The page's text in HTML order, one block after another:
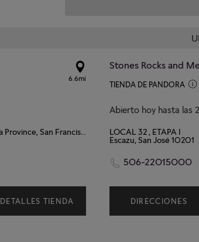
6.6mi
DETALLES TIENDA
TIENDA DE PANDORA
Abierto hoy hasta las
LOCAL 32 , ETAPA I
Escazu, San José 10201
506-22015000
DIRECCIONES